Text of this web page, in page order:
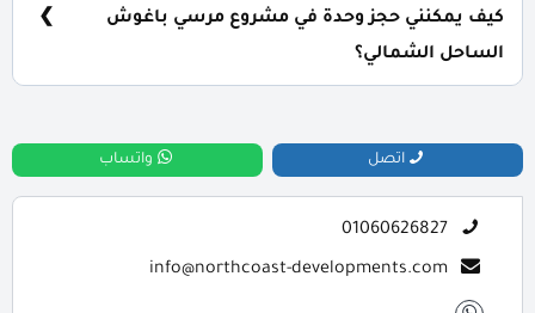
كيف يمكنني حجز وحدة في مشروع مرسي باغوش
الساحل الشمالي؟
اتصل واتساب
01060626827
info@northcoast-developments.com